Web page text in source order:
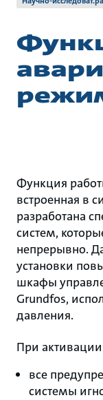
Функция
встроенная в
разработана
систем,
непрерывно.
установки
шкафы
Grundfos,
давления.
При
все
системы